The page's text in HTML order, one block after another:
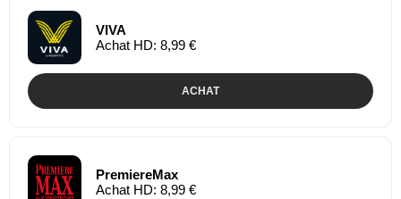
VIVA
Achat HD: 8,99 €
ACHAT
PremiereMax
Achat HD: 8,99 €